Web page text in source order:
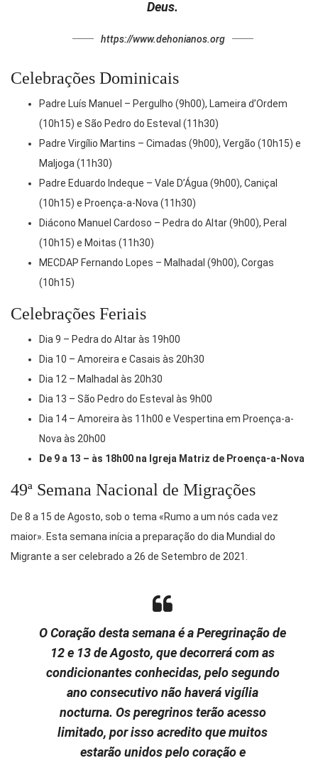
Deus.
https://www.dehonianos.org
Celebrações Dominicais
Padre Luís Manuel – Pergulho (9h00), Lameira d’Ordem
(10h15) e São Pedro do Esteval (11h30)
Padre Virgílio Martins – Cimadas (9h00), Vergão (10h15) e
Maljoga (11h30)
Padre Eduardo Indeque – Vale D’Água (9h00), Caniçal
(10h15) e Proença-a-Nova (11h30)
Diácono Manuel Cardoso – Pedra do Altar (9h00), Peral
(10h15) e Moitas (11h30)
MECDAP Fernando Lopes – Malhadal (9h00), Corgas
(10h15)
Celebrações Feriais
Dia 9 – Pedra do Altar às 19h00
Dia 10 – Amoreira e Casais às 20h30
Dia 12 – Malhadal às 20h30
Dia 13 – São Pedro do Esteval às 9h00
Dia 14 – Amoreira às 11h00 e Vespertina em Proença-a-
Nova às 20h00
De 9 a 13 – às 18h00 na Igreja Matriz de Proença-a-Nova
49ª Semana Nacional de Migrações
De 8 a 15 de Agosto, sob o tema «Rumo a um nós cada vez
maior». Esta semana inícia a preparação do dia Mundial do
Migrante a ser celebrado a 26 de Setembro de 2021.
O Coração desta semana é a Peregrinação de
12 e 13 de Agosto, que decorrerá com as
condicionantes conhecidas, pelo segundo
ano consecutivo não haverá vigília
nocturna. Os peregrinos terão acesso
limitado, por isso acredito que muitos
estarão unidos pelo coração e